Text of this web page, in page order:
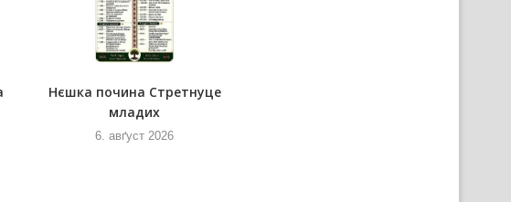
Нєшка почина Стретнуце
младих
6. авґуст 2026